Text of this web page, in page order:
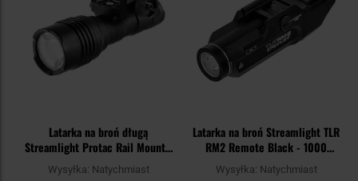
Latarka na broń długą
Streamlight Protac Rail Mount 1
Long Gun Light - 350 lumenów
Wysyłka: Natychmiast
Latarka na broń Streamlight TLR
RM2 Remote Black - 1000
lumenów
Wysyłka: Natychmiast